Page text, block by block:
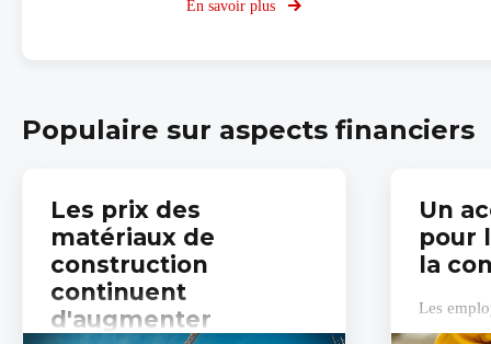
En savoir plus
sur
Populaire sur aspects financiers
Les prix des
matériaux de
construction
continuent
d'augmenter
Un
pour
la
Les
parvenus